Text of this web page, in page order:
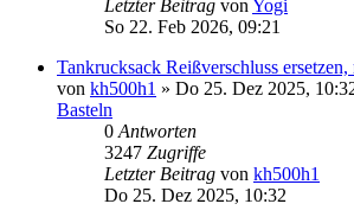
Letzter Beitrag von Yogi
So 22. Feb 2026, 09:21
Tankrucksack Reißverschluss ersetzen,
von kh500h1 » Do 25. Dez 2025,
Basteln
0 Antworten
3247 Zugriffe
Letzter Beitrag von kh500h1
Do 25. Dez 2025, 10:32